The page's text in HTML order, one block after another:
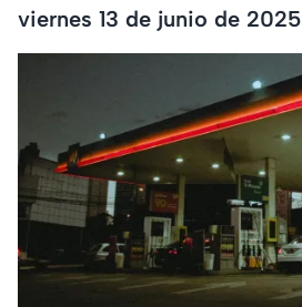
viernes 13 de junio de 2025